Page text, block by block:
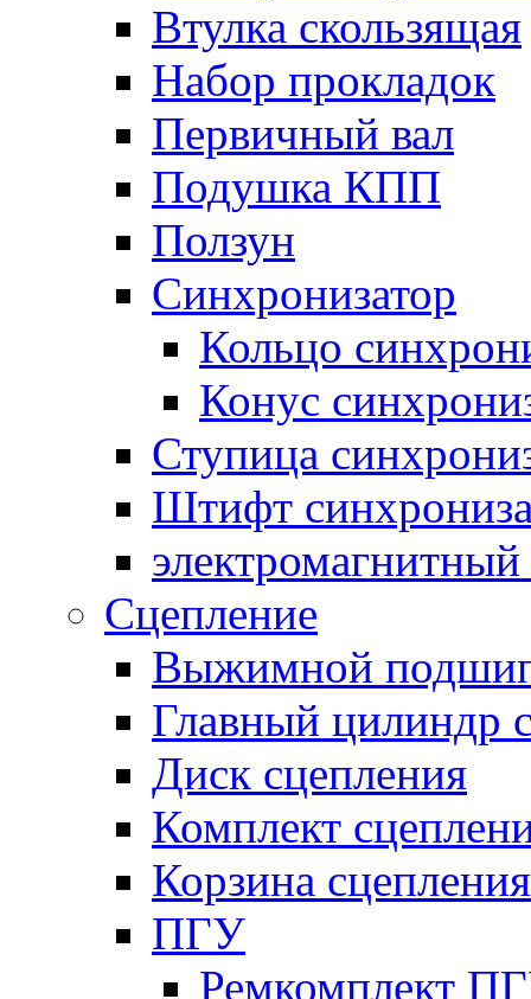
Втулка скользящая
Набор прокладок
Первичный вал
Подушка КПП
Ползун
Синхронизатор
Кольцо
Конус
Ступица
Штифт
электромагнитный
Сцепление
Выжимной
Главный цилиндр
Диск сцепления
Комплект
Корзина сцепления
ПГУ
Ремкомплект